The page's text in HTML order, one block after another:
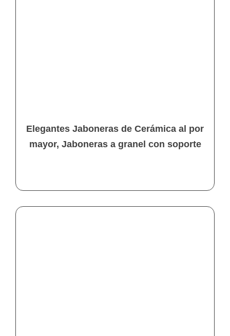
Elegantes Jaboneras de Cerámica al por
mayor, Jaboneras a granel con soporte